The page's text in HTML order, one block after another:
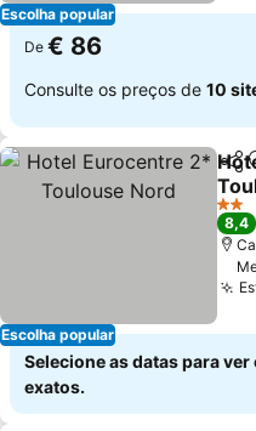
Escolha popular
De € 86
Consulte os preços de 10
Escolha popular
2
8,4
Selecione as datas para
exatos.